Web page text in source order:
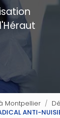
Montpellier
ANTI-